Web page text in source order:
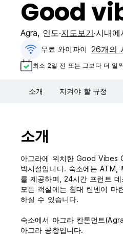
Good
Agra, 인도 지도보기 시내
무료 와이파이 26개의
최소 2일 전 또는 그보다 더 일
소개 지켜야 할 규정
소개
아그라에 위치한 Good Vibes
박시설입니다. 숙소에는 ATM,
를 제공하며, 24시간 프런트
모든 객실에는 침대 린넨이 마
하실 수 있습니다.
숙소에서 아그라 칸톤먼트
아그라 공항입니다.